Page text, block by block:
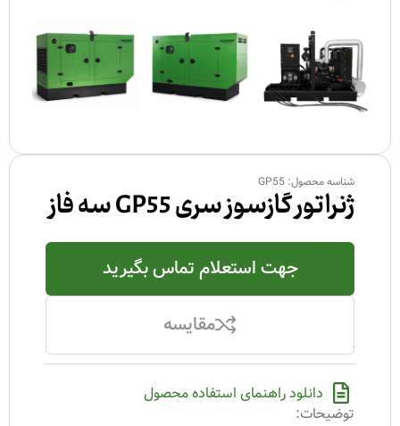
شناسه محصول: GP55
ژنراتور گازسوز سری GP55 سه فاز
جهت استعلام تماس بگیرید
مقایسه
دانلود راهنمای استفاده محصول
توضیحات: